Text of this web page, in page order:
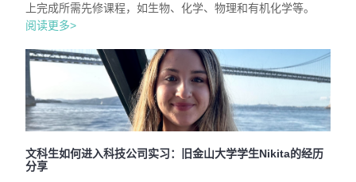
上完成所需先修课程，如生物、化学、物理和有机化学等。
阅读更多>
文科生如何进入科技公司实习：旧金山大学学生Nikita的经历
分享